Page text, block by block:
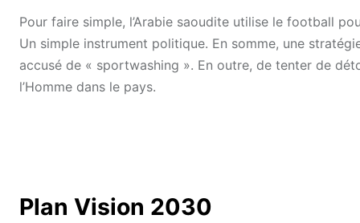
Pour faire simple, l’Arabie saoudite utilise le football
Un simple instrument politique. En somme, une
accusé de « sportwashing ». En outre, de tenter de
l’Homme dans le pays.
Plan Vision 2030